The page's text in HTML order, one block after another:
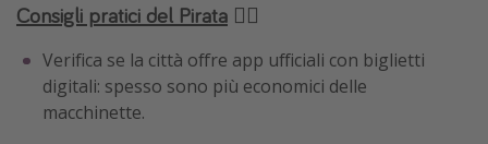
Consigli pratici del Pirata 🏴‍☠️
Verifica se la città offre app ufficiali con biglietti
digitali: spesso sono più economici delle
macchinette.